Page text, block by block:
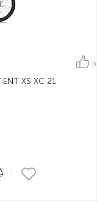
0
XS XC 21